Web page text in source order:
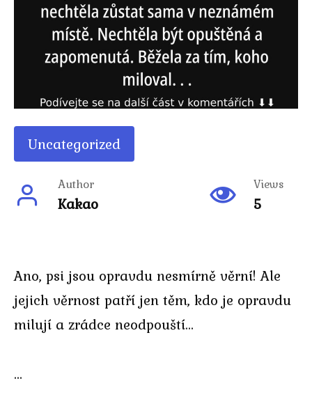
Uncategorized
Author
Kakao
Views
5
Ano, psi jsou opravdu nesmírně věrní! Ale
jejich věrnost patří jen těm, kdo je opravdu
milují a zrádce neodpouští…
…